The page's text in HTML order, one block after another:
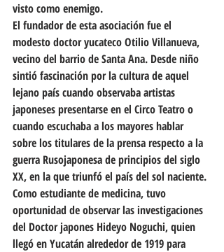
visto como enemigo.
El fundador de esta asociación fue el
modesto doctor yucateco Otilio Villanueva,
vecino del barrio de Santa Ana. Desde niño
sintió fascinación por la cultura de aquel
lejano país cuando observaba artistas
japoneses presentarse en el Circo Teatro o
cuando escuchaba a los mayores hablar
sobre los titulares de la prensa respecto a la
guerra Rusojaponesa de principios del siglo
XX, en la que triunfó el país del sol naciente.
Como estudiante de medicina, tuvo
oportunidad de observar las investigaciones
del Doctor japones Hideyo Noguchi, quien
llegó en Yucatán alrededor de 1919 para